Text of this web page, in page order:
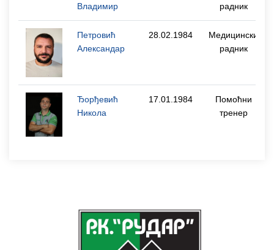
Владимир
радник
Петровић
Александар
28.02.1984
Медицински
радник
Ђорђевић
Никола
17.01.1984
Помоћни
тренер